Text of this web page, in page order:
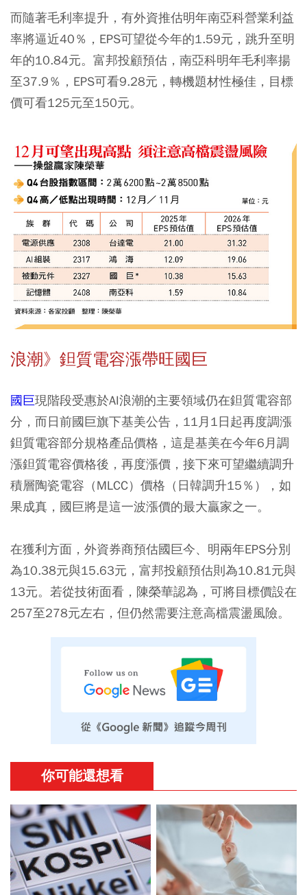
而隨著毛利率提升，有外資推估明年南亞科營業利益
率將逼近40％，EPS可望從今年的1.59元，跳升至明
年的10.84元。富邦投顧預估，南亞科明年毛利率揚
至37.9％，EPS可看9.28元，轉機題材性極佳，目標
價可看125元至150元。
浪潮》鉭質電容漲帶旺國巨
國巨現階段受惠於AI浪潮的主要領域仍在鉭質電容部
分，而日前國巨旗下基美公告，11月1日起再度調漲
鉭質電容部分規格產品價格，這是基美在今年6月調
漲鉭質電容價格後，再度漲價，接下來可望繼續調升
積層陶瓷電容（MLCC）價格（日韓調升15％），如
果成真，國巨將是這一波漲價的最大贏家之一。
在獲利方面，外資券商預估國巨今、明兩年EPS分別
為10.38元與15.63元，富邦投顧預估則為10.81元與
13元。若從技術面看，陳榮華認為，可將目標價設在
257至278元左右，但仍然需要注意高檔震盪風險。